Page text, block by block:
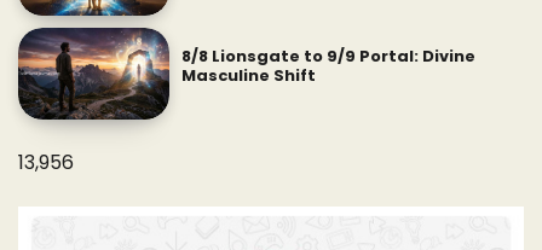
8/8 Lionsgate to 9/9 Portal: Divine
Masculine Shift
13,956